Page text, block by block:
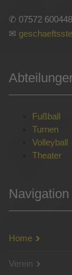
✆ 07572 600448
✉
Fußball
Turnen
Volleyball
Theater
Navigation
Home
Verein